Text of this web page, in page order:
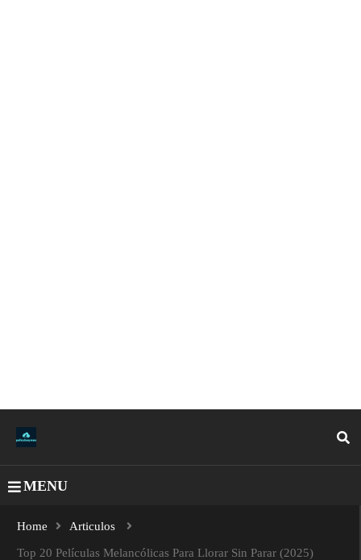
MENU
Home Articulos
Top 20 Películas Melancólicas Para Llorar Sin Parar (2025)